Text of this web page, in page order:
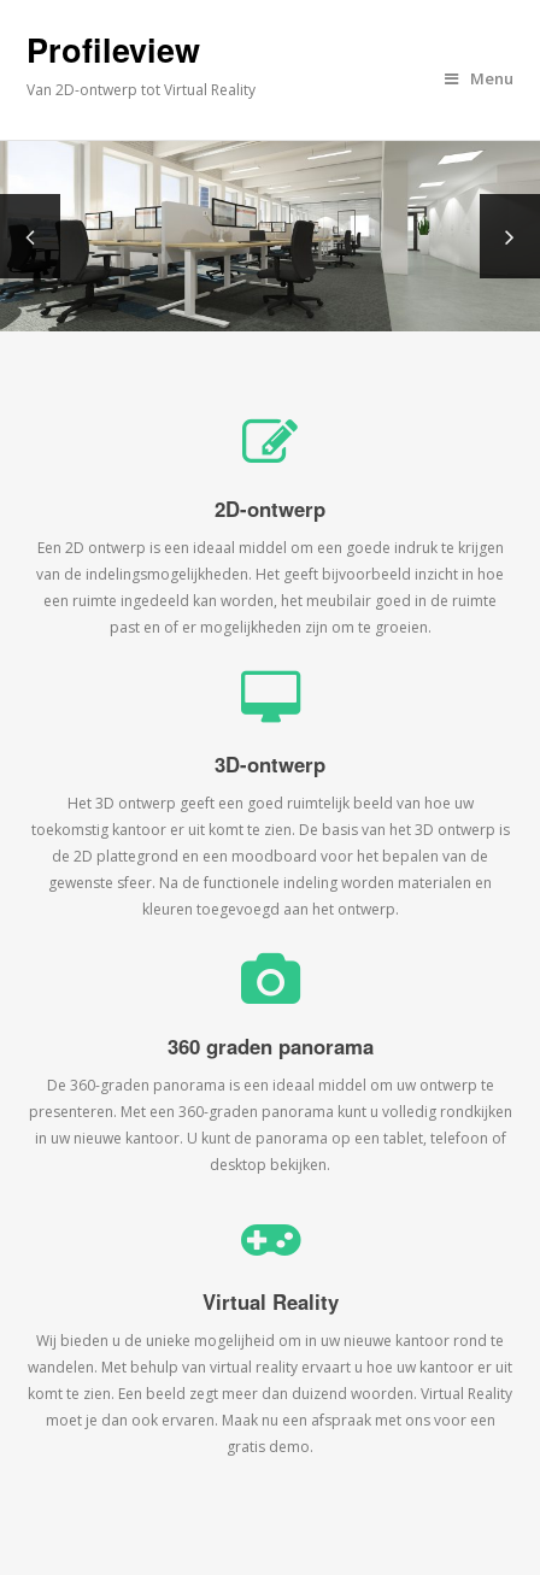
Profileview
Van 2D-ontwerp tot Virtual Reality
Menu
2D-ontwerp
Een 2D ontwerp is een ideaal middel om een goede indruk te krijgen
van de indelingsmogelijkheden. Het geeft bijvoorbeeld inzicht in hoe
een ruimte ingedeeld kan worden, het meubilair goed in de ruimte
past en of er mogelijkheden zijn om te groeien.
3D-ontwerp
Het 3D ontwerp geeft een goed ruimtelijk beeld van hoe uw
toekomstig kantoor er uit komt te zien. De basis van het 3D ontwerp is
de 2D plattegrond en een moodboard voor het bepalen van de
gewenste sfeer. Na de functionele indeling worden materialen en
kleuren toegevoegd aan het ontwerp.
360 graden panorama
De 360-graden panorama is een ideaal middel om uw ontwerp te
presenteren. Met een 360-graden panorama kunt u volledig rondkijken
in uw nieuwe kantoor. U kunt de panorama op een tablet, telefoon of
desktop bekijken.
Virtual Reality
Wij bieden u de unieke mogelijheid om in uw nieuwe kantoor rond te
wandelen. Met behulp van virtual reality ervaart u hoe uw kantoor er uit
komt te zien. Een beeld zegt meer dan duizend woorden. Virtual Reality
moet je dan ook ervaren. Maak nu een afspraak met ons voor een
gratis demo.